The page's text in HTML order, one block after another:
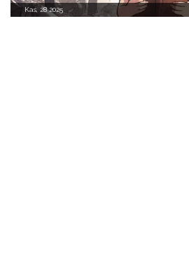
Kas, 28 2025